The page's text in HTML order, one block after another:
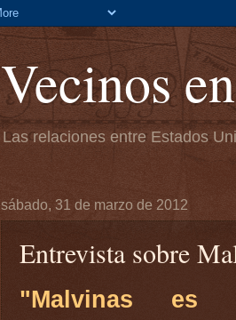
Vecinos
Las relaciones entre Estados
sábado, 31 de marzo de 2012
Entrevista sobre
"Malvinas es